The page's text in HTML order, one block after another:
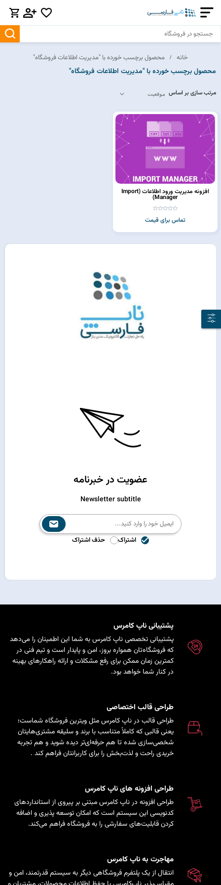
خانه محصول برچسب خورده با "مدیریت اطلاعات فروشگاه"
محصول برچسب خورده با "مدیریت اطلاعات فروشگاه"
مرتب سازی بر اساس
افزونه مدیریت ورود اطلاعات (Import
Manager)
تماس برای قیمت
عضویت در خبرنامه
Newsletter subtitle
اشتراک حذف اشتراک
پشتیبانی ناپ کامرس
پشتیبانی تخصصی ناپ کامرس به شما این اطمینان را می‌دهد
که فروشگاه‌تان همواره بروز، امن و پایدار است و تیم فنی در
کمترین زمان ممکن برای رفع مشکلات و ارائه راهکارهای بهینه
در کنار شما خواهد بود.
طراحی قالب اختصاصی
طراحی قالب در ناپ کامرس مثل ویترین فروشگاه شماست؛
یعنی قالبی که کاملاً متناسب با برند و سلیقه مشتری‌هایتان
شخصی‌سازی شده تا هم حرفه‌ای‌تر دیده شوید و هم تجربه
خریدی راحت و لذت‌بخش را برای کاربرانتان فراهم کند .
طراحی افزونه های ناپ کامرس
طراحی افزونه در ناپ کامرس مبتنی بر پیروی از استانداردهای
کدنویسی این سیستم است که امکان توسعه پذیری و اضافه
کردن قابلیت‌های سفارشی را به فروشگاه فراهم می‌کند.
مهاجرت به ناپ کامرس
انتقال از یک پلتفرم فروشگاهی دیگر به سیستم قدرتمند، امن و